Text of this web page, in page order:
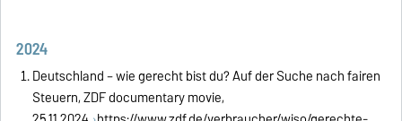
2024
Deutschland – wie gerecht bist du? Auf der Suche nach fairen
Steuern, ZDF documentary movie,